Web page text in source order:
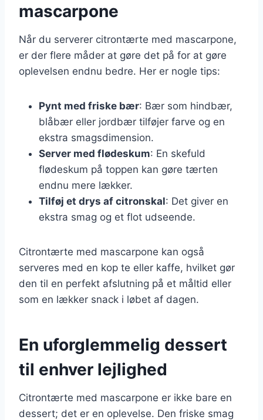
mascarpone
Når du serverer citrontærte med mascarpone,
er der flere måder at gøre det på for at gøre
oplevelsen endnu bedre. Her er nogle tips:
Pynt med friske bær: Bær som hindbær,
blåbær eller jordbær tilføjer farve og en
ekstra smagsdimension.
Server med flødeskum: En skefuld
flødeskum på toppen kan gøre tærten
endnu mere lækker.
Tilføj et drys af citronskal: Det giver en
ekstra smag og et flot udseende.
Citrontærte med mascarpone kan også
serveres med en kop te eller kaffe, hvilket gør
den til en perfekt afslutning på et måltid eller
som en lækker snack i løbet af dagen.
En uforglemmelig dessert
til enhver lejlighed
Citrontærte med mascarpone er ikke bare en
dessert; det er en oplevelse. Den friske smag